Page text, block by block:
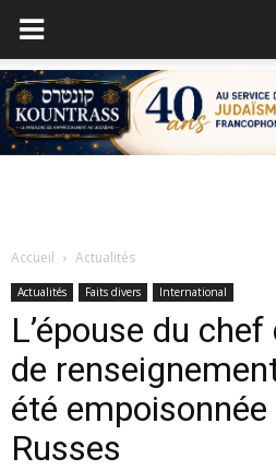
Accueil Actualités
Actualités Faits divers International
L’épouse du
de
été empoisonnée
Russes